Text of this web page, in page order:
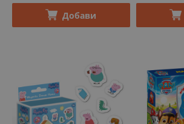
Добави